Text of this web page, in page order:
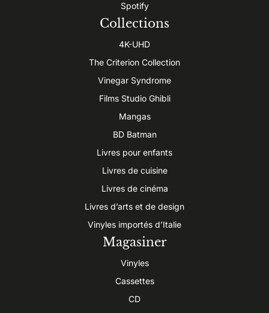
Spotify
Collections
4K-UHD
The Criterion Collection
Vinegar Syndrome
Films Studio Ghibli
Mangas
BD Batman
Livres pour enfants
Livres de cuisine
Livres de cinéma
Livres d’arts et de design
Vinyles importés d’Italie
Magasiner
Vinyles
Cassettes
CD